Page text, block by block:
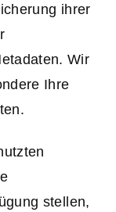
ihrer
Wir
Ihre
stellen,